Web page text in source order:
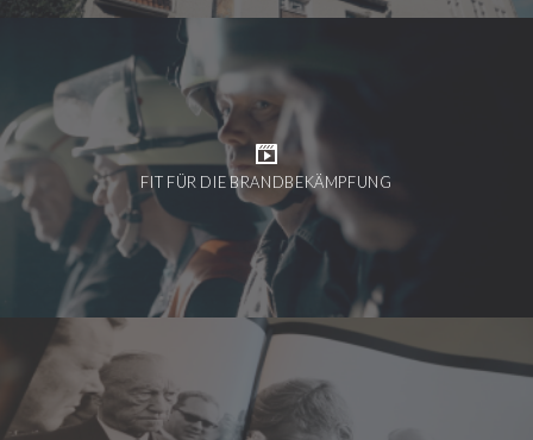
FIT FÜR DIE BRANDBEKÄMPFUNG